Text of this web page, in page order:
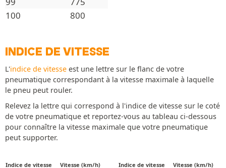
100
800
INDICE DE VITESSE
L'indice de vitesse est une lettre sur le flanc de votre
pneumatique correspondant à la vitesse maximale à laquelle
le pneu peut rouler.
Relevez la lettre qui correspond à l'indice de vitesse sur le coté
de votre pneumatique et reportez-vous au tableau ci-dessous
pour connaître la vitesse maximale que votre pneumatique
peut supporter.
Indice de vitesse Vitesse (km/h) Indice de vitesse Vitesse (km/h)